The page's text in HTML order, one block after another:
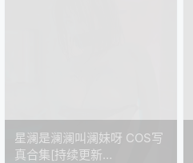
星澜是澜澜叫澜妹呀 COS写
真合集[持续更新